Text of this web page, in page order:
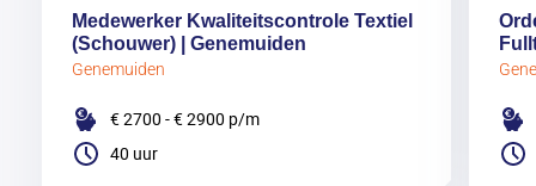
Medewerker Kwaliteitscontrole Textiel
(Schouwer) | Genemuiden
Genemuiden
€ 2700 - € 2900 p/m
40 uur